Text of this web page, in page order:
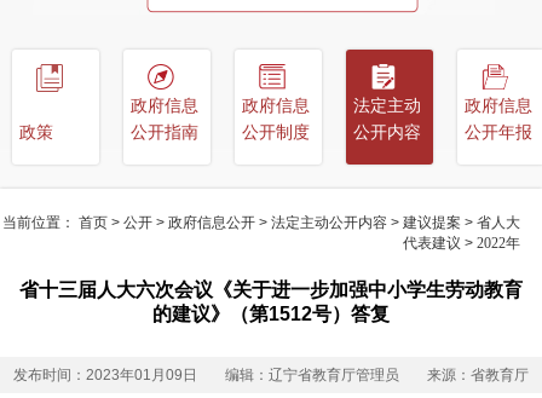
政策
政府信息
公开指南
政府信息
公开制度
法定主动
公开内容
政府信息
公开年报
当前位置：首页 >公开 >政府信息公开 >法定主动公开内容 >建议提案 >省人大
代表建议 >2022年
省十三届人大六次会议《关于进一步加强中小学生劳动教育
的建议》（第1512号）答复
发布时间：2023年01月09日 编辑：辽宁省教育厅管理员 来源：省教育厅